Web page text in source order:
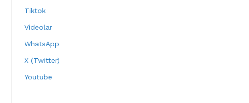
Tiktok
Videolar
WhatsApp
X (Twitter)
Youtube